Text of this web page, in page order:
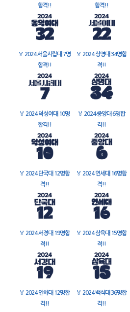
합격!!
합격!!
🏅 2024 서울시립대 7명
합격!!
🏅 2024 상명대 34명합
격!!
🏅 2024 덕성여대 10명
합격!!
🏅 2024 중앙대 6명합
격!!
🏅 2024 단국대 12명합
격!!
🏅 2024 연세대 16명합
격!!
🏅 2024 서경대 19명합
격!!
🏅 2024 삼육대 15명합
격!!
🏅 2024 인하대 12명합
격!!
🏅 2024 백석대 36명합
격!!